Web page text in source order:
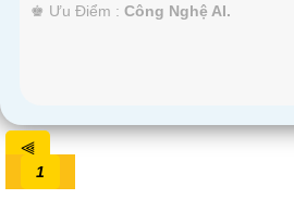
️♚ Ưu Điểm : Công Nghệ AI.
⫷
1